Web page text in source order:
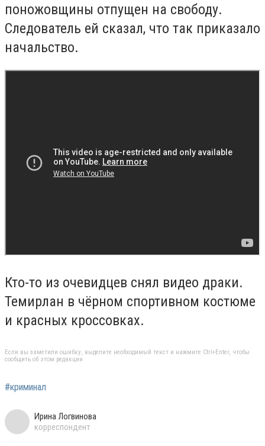
поножовщины отпущен на свободу.
Следователь ей сказал, что так приказало
начальство.
Кто-то из очевидцев снял видео драки.
Темирлан в чёрном спортивном костюме
и красных кроссовках.
Если вы заметили ошибку, выделите необходимый текст и нажмите Ctrl+Enter, чтобы
сообщить об этом редакции
#криминал
Ирина Логвинова
корреспондент